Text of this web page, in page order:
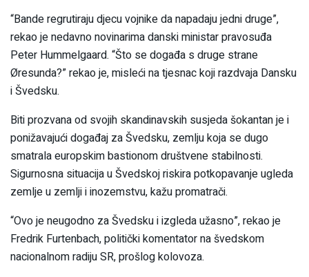
“Bande regrutiraju djecu vojnike da napadaju jedni druge”,
rekao je nedavno novinarima danski ministar pravosuđa
Peter Hummelgaard. “Što se događa s druge strane
Øresunda?” rekao je, misleći na tjesnac koji razdvaja Dansku
i Švedsku.
Biti prozvana od svojih skandinavskih susjeda šokantan je i
ponižavajući događaj za Švedsku, zemlju koja se dugo
smatrala europskim bastionom društvene stabilnosti.
Sigurnosna situacija u Švedskoj riskira potkopavanje ugleda
zemlje u zemlji i inozemstvu, kažu promatrači.
“Ovo je neugodno za Švedsku i izgleda užasno”, rekao je
Fredrik Furtenbach, politički komentator na švedskom
nacionalnom radiju SR, prošlog kolovoza.